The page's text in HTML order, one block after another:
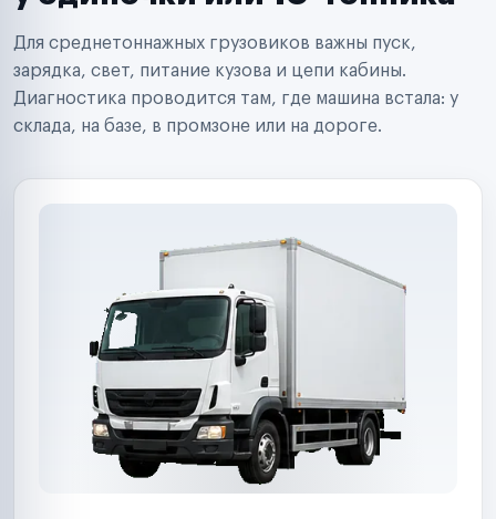
Поставщики запчастей
Аренда спецтехники
Ремонт спецтехники
Ритейл-сети
Управляющие компании
Страховые компании
Для среднетоннажных грузовиков важны пуск,
зарядка, свет, питание кузова и цепи кабины.
Диагностика проводится там, где машина встала: у
склада, на базе, в промзоне или на дороге.